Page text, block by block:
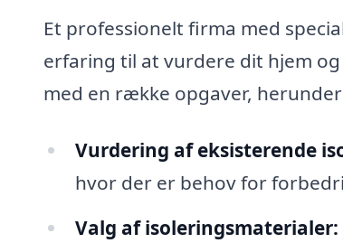
Et professionelt firma med
erfaring til at vurdere dit hjem
med en række opgaver,
Vurdering af eksisterende
hvor der er behov for
Valg af isoleringsmaterialer: